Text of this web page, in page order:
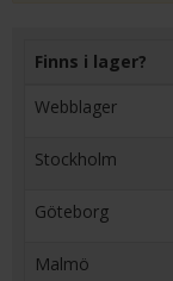
Finns i lager?
Webblager
Stockholm
Göteborg
Malmö